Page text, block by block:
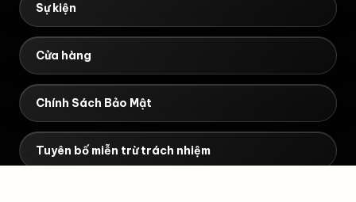
Sự kiện
Cửa hàng
Chính Sách Bảo Mật
Tuyên bố miễn trừ trách nhiệm